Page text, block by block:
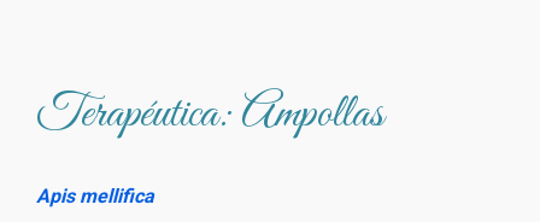
Terapéutica: Ampollas
Apis mellifica